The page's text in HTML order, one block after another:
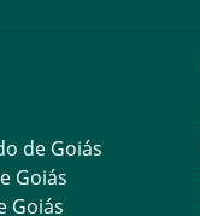
de Goiás
Goiás
Goiás